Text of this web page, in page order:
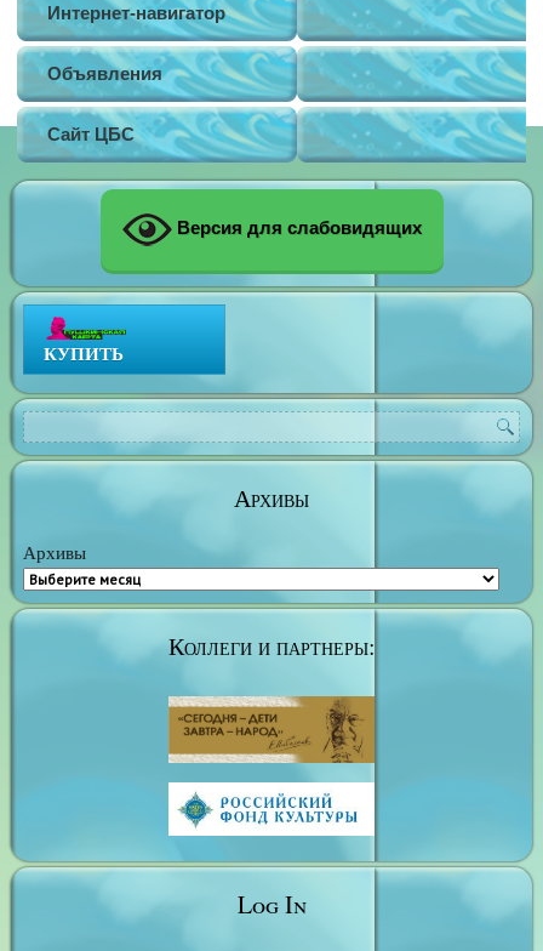
Интернет-навигатор
Объявления
Сайт ЦБС
Версия для слабовидящих
КУПИТЬ
Архивы
Архивы
Коллеги и партнеры:
Log In